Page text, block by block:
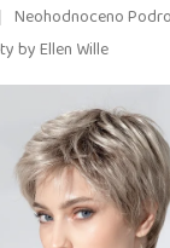
Průměrné
hodnocení
produktu
je
5
hvězdiček.
Neohodnoceno
by Ellen Wille